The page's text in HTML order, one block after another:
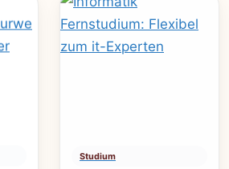
Studium